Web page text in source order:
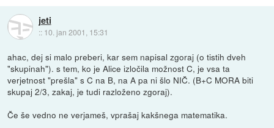
jeti
:: 10. jan 2001, 15:31
ahac, dej si malo preberi, kar sem napisal zgoraj (o tistih dveh
"skupinah"). s tem, ko je Alice izločila možnost C, je vsa ta
verjetnost "prešla" s C na B, na A pa ni šlo NIČ. (B+C MORA biti
skupaj 2/3, zakaj, je tudi razloženo zgoraj).
Če še vedno ne verjameš, vprašaj kakšnega matematika.